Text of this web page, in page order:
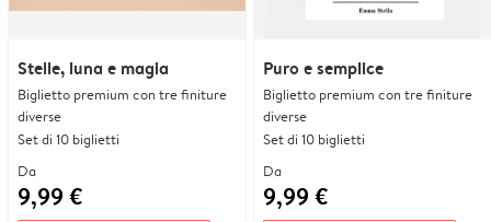
Stelle, luna e magia
Biglietto premium con tre finiture
diverse
Set di 10 biglietti
Da
9,99 €
Puro e semplice
Biglietto premium con tre finiture
diverse
Set di 10 biglietti
Da
9,99 €